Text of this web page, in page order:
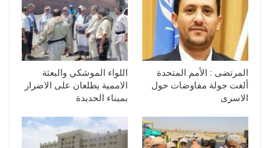
المرتضى : الأمم المتحدة
ألغت جولة مفاوضات حول
الاسرى
اللواء الموشكي والبعثة
الاممية يطلعان على الاضرار
بميناء الحديدة